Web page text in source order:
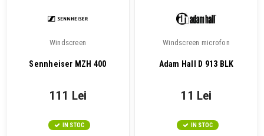
Windscreen
Sennheiser MZH 400
111 Lei
IN STOC
Windscreen microfon
Adam Hall D 913 BLK
11 Lei
IN STOC